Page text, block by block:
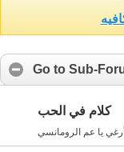
Go to Sub-
كلام في الحب
أرغي يا عم الرومانسي